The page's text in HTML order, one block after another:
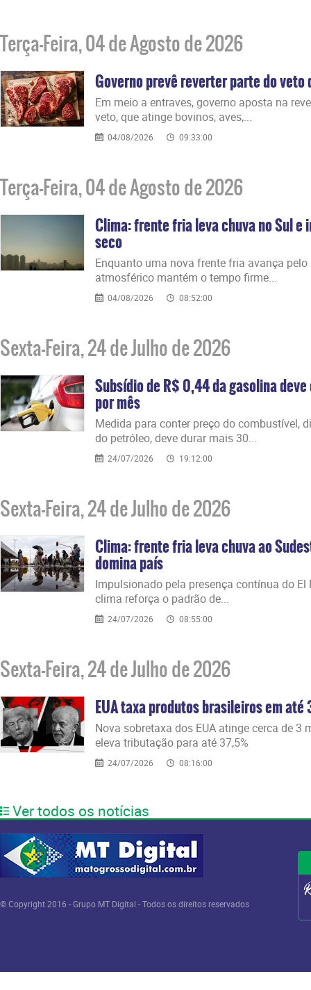
Terça-Feira, 04 de Agosto de 2026
Governo prevê reverter parte do veto
Em meio a entraves, governo aposta na
veto, que atinge bovinos, aves,...
04/08/2026 09:33:00
Terça-Feira, 04 de Agosto de 2026
Clima: frente fria leva chuva no Sul e
seco
Enquanto uma nova frente fria avança
atmosférico mantém o tempo firme...
04/08/2026 08:52:00
Sexta-Feira, 24 de Julho de 2026
Subsídio de R$ 0,44 da gasolina
por mês
Medida para conter preço do combustível,
do petróleo, deve durar mais 30...
24/07/2026 19:12:00
Sexta-Feira, 24 de Julho de 2026
Clima: frente fria leva chuva ao
domina país
Impulsionado pela presença contínua do
clima reforça o padrão de...
24/07/2026 08:55:00
Sexta-Feira, 24 de Julho de 2026
EUA taxa produtos brasileiros em
Nova sobretaxa dos EUA atinge cerca de 3
eleva tributação para até 37,5%
24/07/2026 08:16:00
Ver todos os notícias
© Copyright 2016 - Grupo MT Digital - Todos os direitos reservados